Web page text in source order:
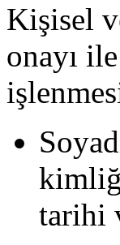
Kişisel
onayı
tarihi